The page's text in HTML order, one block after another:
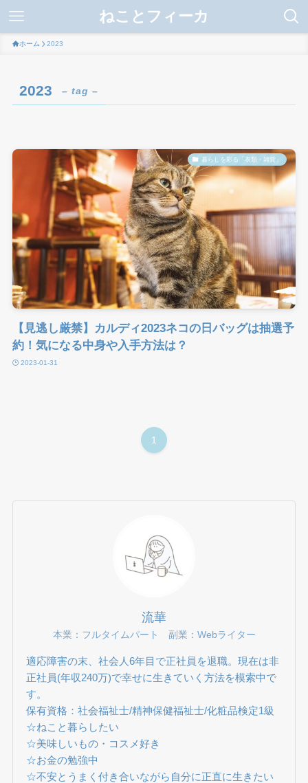
ねことフィーカ
ホーム 2023
2023 – tag –
暮らしを彩る「衣類・雑貨」
【見逃し厳禁】カルディ2023ネコの日バッグは抽選予
約！気になる中身や入手方法は？
2023-01-31
1
流華
本業：フルタイムパート 副業：Webライター
適応障害の末、社会人6年目で正社員を退職。現在は非
正社員(年収240万)で幸せに生きていく方法を模索中で
す。
保有資格：社会福祉士/精神保健福祉士/化粧品検定1級
☆ねこと暮らしたい
☆美味しいもの・コスメ好き
☆お金の勉強中
☆不安とうまく付き合いながら自分に正直に生きたい